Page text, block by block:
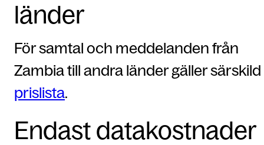
länder
För samtal och meddelanden från
Zambia till andra länder gäller särskild
prislista.
Endast datakostnader